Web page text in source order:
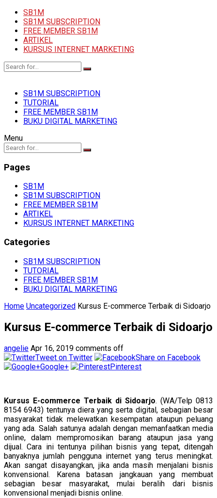
SB1M
SB1M SUBSCRIPTION
FREE MEMBER SB1M
ARTIKEL
KURSUS INTERNET MARKETING
SB1M SUBSCRIPTION
TUTORIAL
FREE MEMBER SB1M
BUKU DIGITAL MARKETING
Menu
Pages
SB1M
SB1M SUBSCRIPTION
FREE MEMBER SB1M
ARTIKEL
KURSUS INTERNET MARKETING
Categories
SB1M SUBSCRIPTION
TUTORIAL
FREE MEMBER SB1M
BUKU DIGITAL MARKETING
Home Uncategorized Kursus E-commerce Terbaik di Sidoarjo
Kursus E-commerce Terbaik di Sidoarjo
angelie Apr 16, 2019 comments off
Tweet on Twitter
Share on Facebook
Google+
Pinterest
Kursus E-commerce Terbaik di Sidoarjo. (WA/Telp 0813
8154 6943) tentunya diera yang serta digital, sebagian besar
masyarakat tidak melewatkan kesempatan ataupun peluang
yang ada. Salah satunya adalah dengan memanfaatkan media
online, dalam mempromosikan barang ataupun jasa yang
dijual. Cara ini tentunya pilihan bisnis yang tepat, ditengah
banyaknya jumlah pengguna internet yang terus meningkat.
Akan sangat disayangkan, jika anda masih menjalani bisnis
konvensional. Karena batasan jangkauan yang membuat
sebagian besar masyarakat, mulai beralih dari bisnis
konvensional menjadi bisnis online.